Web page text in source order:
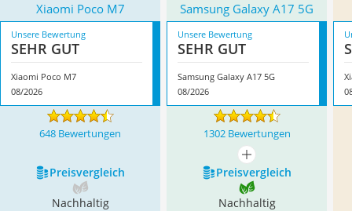
Xiaomi Poco M7 Samsung Galaxy A17 5G
Unsere Bewertung
SEHR GUT
Xiaomi Poco M7
08/2026
Unsere Bewertung
SEHR GUT
Samsung Galaxy A17 5G
08/2026
648 Bewertungen 1302 Bewertungen
mehr anzeigen
Preis­vergleich
Preis­vergleich
Nachhaltig
Nachhaltig